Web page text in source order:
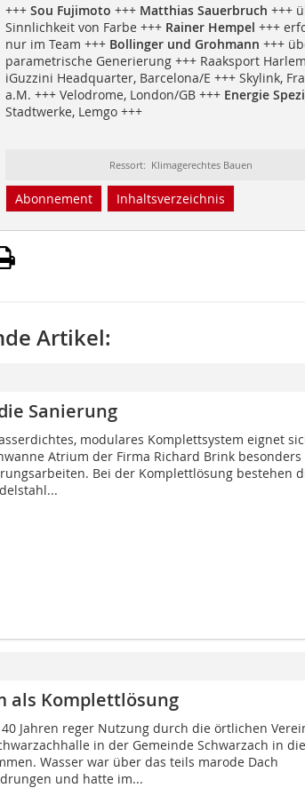
+++ Sou Fujimoto +++ Matthias Sauerbruch +++
Sinnlichkeit von Farbe +++Rainer Hempel +++
nur im Team +++Bollinger und Grohmann +++
parametrische Generierung +++ Raaksport
iGuzzini Headquarter, Barcelona/E +++ Skylink,
a.M. +++ Velodrome, London/GB +++ Energie
Stadtwerke, Lemgo +++
Ressort: Klimagerechtes Bauen
Abonnement Inhaltsverzeichnis
Artikel:
Sanierung
modulares Komplettsystem eignet
Atrium der Firma Richard Brink
Bei der Komplettlösung bestehen
als Komplettlösung
Jahren reger Nutzung durch die örtlichen
in der Gemeinde Schwarzach in
Wasser war über das teils marode Dach
und hatte im...